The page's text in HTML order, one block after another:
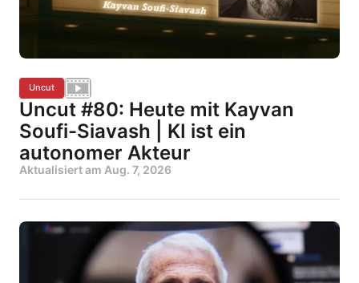
Uncut
Uncut #80: Heute mit Kayvan
Soufi-Siavash | KI ist ein
autonomer Akteur
Aktualisiert am Aug. 7, 2026